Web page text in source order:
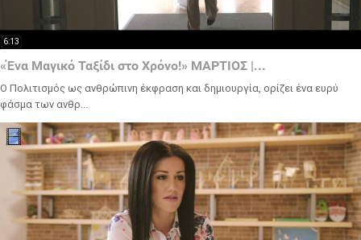
6:13
«Ένα Μαγικό Ταξίδι στο Χρόνο!» ΜΑΡΤΙΟΣ |...
Ο Πολιτισμός ως ανθρώπινη έκφραση και δημιουργία, ορίζει ένα ευρύ
φάσμα των ανθρ...